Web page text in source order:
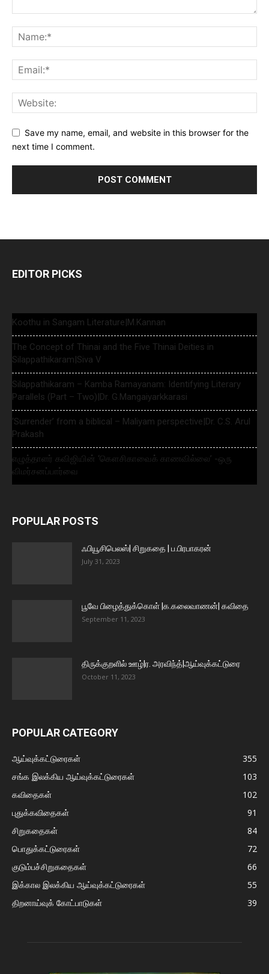
Save my name, email, and website in this browser for the
next time I comment.
EDITOR PICKS
Koothu in Sangam Literature|M.Kannan
The Concept of Thinai and the Five Thinai Deities in
Silappathikaram|Siva V
Silappathikaram – Kamba Ramayanam: Identifying Literary
Parallels (Part – Two)|Dr. G.Mangaiyarkkarasi
‘Surrender’ from a biblical – Maliyam perspective|Dr. C.S. Arul
Prakash
எழுத்தாளர் கவிஜியின் ‘கௌசிகாவைக் காணவில்லை’ -ஒரு
விமர்சனப்பார்வை
POPULAR POSTS
ஃபியூசிபெலஸ்| சிறுகதை | ப.பிரபாகரன்
July 31, 2023
பூவே பிழைத்துக்கொள் |க.கலைவாணன்| கவிதை
September 11, 2023
திருக்குறளில் ஊழ்|ர. அரவிந்த்|ஆய்வுக்கட்டுரை
October 11, 2023
POPULAR CATEGORY
ஆய்வுக்கட்டுரைகள்
355
சங்க இலக்கிய ஆய்வுக்கட்டுரைகள்
103
கவிதைகள்
102
புதுக்கவிதைகள்
91
சிறுகதைகள்
84
பொதுக்கட்டுரைகள்
72
குடும்பச்சிறுகதைகள்
66
இக்கால இலக்கிய ஆய்வுக்கட்டுரைகள்
55
திறனாய்வுக் கோட்பாடுகள்
39